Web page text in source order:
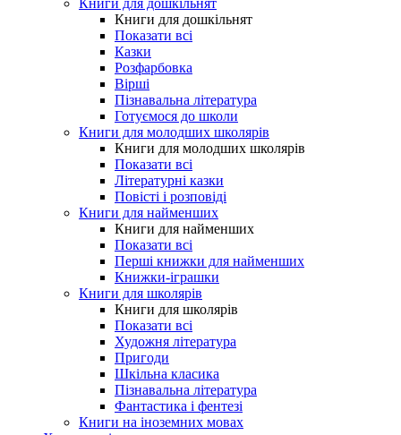
Книги для дошкільнят
Книги для дошкільнят
Показати всі
Казки
Розфарбовка
Вірші
Пізнавальна література
Готуємося до школи
Книги для молодших школярів
Книги для молодших школярів
Показати всі
Літературні казки
Повісті і розповіді
Книги для найменших
Книги для найменших
Показати всі
Перші книжки для найменших
Книжки-іграшки
Книги для школярів
Книги для школярів
Показати всі
Художня література
Пригоди
Шкільна класика
Пізнавальна література
Фантастика і фентезі
Книги на іноземних мовах